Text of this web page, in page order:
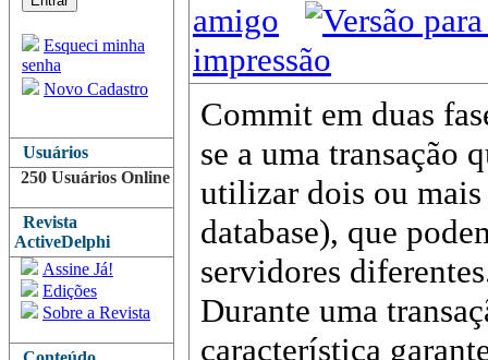
Esqueci minha
senha
Novo Cadastro
Usuários
250 Usuários Online
Revista
ActiveDelphi
Assine Já!
Edições
Sobre a Revista
amigo
impressão
Commit em duas
se a uma transação
utilizar dois ou
database), que
servidores
Durante uma
característica